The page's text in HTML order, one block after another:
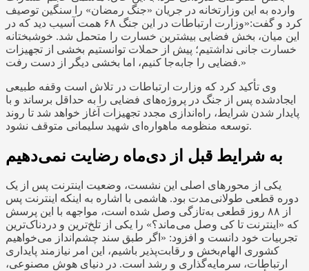
وارده به این وزارتخانه در جریان «جنگ رمضان» را سنگین توصیف
کرد و گفت:«وزارت ارتباطات در این جنگ ۶۸ همت آسیب دید که در
این میان، بخش فضایی بیشترین خسارت را متحمل شد. خوشبختانه
خسارت جانی نداشتیم؛ پیش از حملات توانستیم بخشی از تجهیزات
فضایی را جابه‌جا کنیم، اما بخشی دیگر از دست رفت.»
وی تأکید کرد که وزارت ارتباطات در تلاش است وقفه طبیعی
ایجادشده پس از جنگ در پروژه‌های فضایی را به حداقل برساند و با
پایدار شدن شرایط، راه‌اندازی مجدد تجهیزات آغاز خواهد شد تا روند
توسعه منظومه ماهواره‌ای شهید سلیمانی متوقف نشود.
به شرایط قبل از دی‌ماه رضایت نمی‌دهیم
یکی از محورهای اصلی این نشست، وضعیت اینترنت پس از یک
دوره قطعی طولانی‌مدت بود. هاشمی با اشاره به اینکه اینترنت پس
از ۸۸ روز قطعی به‌تازگی وصل شده است، مواجهه با این پرسش
که «اینترنت تا کی وصل می‌ماند؟» را یکی از تلخ‌ترین و دردناک‌ترین
تجربیات خود دانست و افزود: «اگر طبق سند چشم‌انداز می‌خواهیم
کشوری الهام‌بخش و رقابت‌پذیر باشیم، این امر نیازمند پایداری
ارتباطات، سرمایه‌گذاری و رشد است. در دنیای هوش مصنوعی،